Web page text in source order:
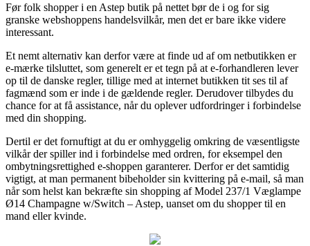
Før folk shopper i en Astep butik på nettet bør de i og for sig
granske webshoppens handelsvilkår, men det er bare ikke videre
interessant.
Et nemt alternativ kan derfor være at finde ud af om netbutikken er
e-mærke tilsluttet, som generelt er et tegn på at e-forhandleren lever
op til de danske regler, tillige med at internet butikken tit ses til af
fagmænd som er inde i de gældende regler. Derudover tilbydes du
chance for at få assistance, når du oplever udfordringer i forbindelse
med din shopping.
Dertil er det fornuftigt at du er omhyggelig omkring de væsentligste
vilkår der spiller ind i forbindelse med ordren, for eksempel den
ombytningsrettighed e-shoppen garanterer. Derfor er det samtidig
vigtigt, at man permanent bibeholder sin kvittering på e-mail, så man
når som helst kan bekræfte sin shopping af Model 237/1 Væglampe
Ø14 Champagne w/Switch – Astep, uanset om du shopper til en
mand eller kvinde.